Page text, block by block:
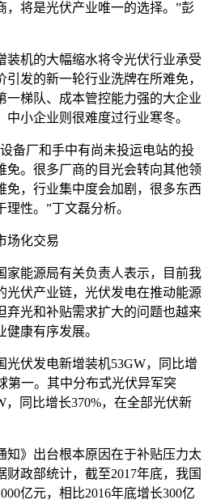
，将是光伏产业唯一的选择。”彭
机的大幅缩水将令光伏行业承受
发的新一轮行业洗牌在所难免，
一梯队、成本管控能力强的大企业
小企业则很难度过行业寒冬。
厂和手中有尚未投运电站的投
免。很多厂商的目光会转向其他领
免，行业集中度会加剧，很多东西
性。”丁文磊分析。
化交易
能源局有关负责人表示，目前我
光伏产业链，光伏发电在推动能源
弃光和补贴需求扩大的问题也越来
康有序发展。
伏发电新增装机53GW，同比增
第一。其中分布式光伏异军突
，同比增长370%，在全部光伏新
》出台根本原因在于补贴压力太
政部统计，截至2017年底，我国
亿元，相比2016年底增长300亿